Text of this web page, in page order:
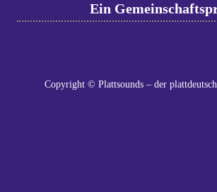
Ein
Copyright © Plattsounds – der